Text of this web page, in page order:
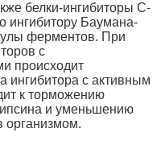
белки-ингибиторы С-
ингибитору Баумана-
ферментов. При
с
происходит
ингибитора с активным
к торможению
и уменьшению
организмом.